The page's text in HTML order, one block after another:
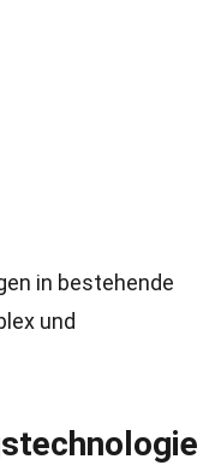
in bestehende
und